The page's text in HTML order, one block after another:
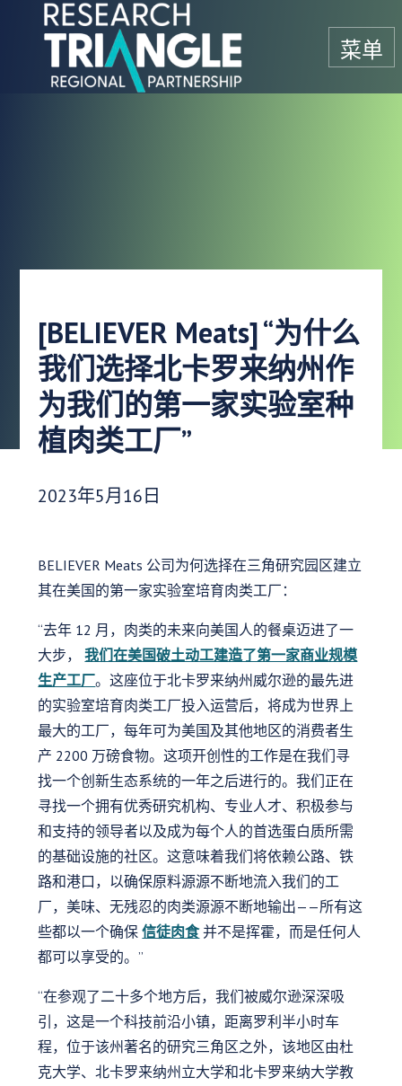
跳至内容
菜单
[BELIEVER Meats] “为什么
我们选择北卡罗来纳州作
为我们的第一家实验室种
植肉类工厂”
发布日期：
2023年5月16日
BELIEVER Meats 公司为何选择在三角研究园区建立
其在美国的第一家实验室培育肉类工厂：
“去年 12 月，肉类的未来向美国人的餐桌迈进了一
大步，我们在美国破土动工建造了第一家商业规模
生产工厂。这座位于北卡罗来纳州威尔逊的最先进
的实验室培育肉类工厂投入运营后，将成为世界上
最大的工厂，每年可为美国及其他地区的消费者生
产 2200 万磅食物。这项开创性的工作是在我们寻
找一个创新生态系统的一年之后进行的。我们正在
寻找一个拥有优秀研究机构、专业人才、积极参与
和支持的领导者以及成为每个人的首选蛋白质所需
的基础设施的社区。这意味着我们将依赖公路、铁
路和港口，以确保原料源源不断地流入我们的工
厂，美味、无残忍的肉类源源不断地输出——所有这
些都以一个确保信徒肉食并不是挥霍，而是任何人
都可以享受的。”
“在参观了二十多个地方后，我们被威尔逊深深吸
引，这是一个科技前沿小镇，距离罗利半小时车
程，位于该州著名的研究三角区之外，该地区由杜
克大学、北卡罗来纳州立大学和北卡罗来纳大学教